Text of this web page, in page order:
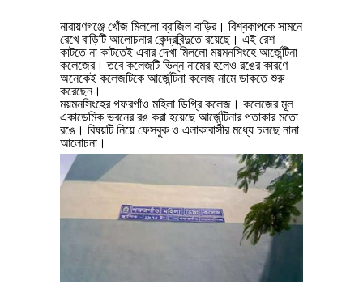
নারায়ণগঞ্জে খোঁজ মিললো ব্রাজিল বাড়ির। বিশ্বকাপকে সামনে
রেখে বাড়িটি আলোচনার কেন্দ্রবিন্দুতে রয়েছে। এই রেশ
কাটতে না কাটতেই এবার দেখা মিললো ময়মনসিংহে আর্জেন্টিনা
কলেজের। তবে কলেজটি ভিন্ন নামের হলেও রঙের কারণে
অনেকেই কলেজটিকে আর্জেন্টিনা কলেজ নামে ডাকতে শুরু
করেছেন।
ময়মনসিংহের গফরগাঁও মহিলা ডিগ্রি কলেজ। কলেজের মূল
একাডেমিক ভবনের রঙ করা হয়েছে আর্জেন্টিনার পতাকার মতো
রঙে। বিষয়টি নিয়ে ফেসবুক ও এলাকাবাসীর মধ্যে চলছে নানা
আলোচনা।